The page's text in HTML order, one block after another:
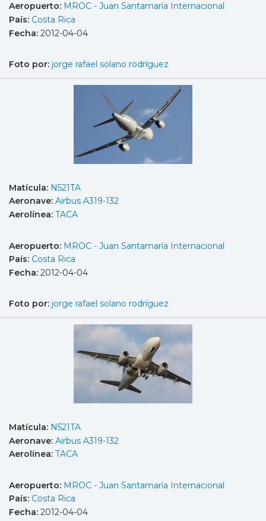
Aeropuerto: MROC - Juan Santamaría Internacional
País: Costa Rica
Fecha: 2012-04-04
Foto por: jorge rafael solano rodríguez
Matícula: N521TA
Aeronave: Airbus A319-132
Aerolínea: TACA
Aeropuerto: MROC - Juan Santamaría Internacional
País: Costa Rica
Fecha: 2012-04-04
Foto por: jorge rafael solano rodríguez
Matícula: N521TA
Aeronave: Airbus A319-132
Aerolínea: TACA
Aeropuerto: MROC - Juan Santamaría Internacional
País: Costa Rica
Fecha: 2012-04-04